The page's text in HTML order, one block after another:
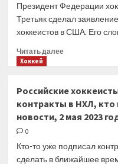
Президент Федерации
Третьяк сделал
хоккеистов в США. Его
Читать далееПрочитать
сделал
заявление
об отъезде
в США
Хоккей
Российские
контракты в НХЛ, кто
новости, 2 мая 2023
0
Кто-то уже подписал
сделать в ближайшее